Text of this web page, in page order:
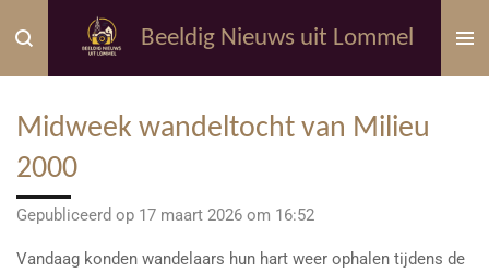
direct
naar
hoofdinhoud
Beeldig Nieuws uit Lommel
Midweek wandeltocht van Milieu
2000
Gepubliceerd op 17 maart 2026 om 16:52
Vandaag konden wandelaars hun hart weer ophalen tijdens de